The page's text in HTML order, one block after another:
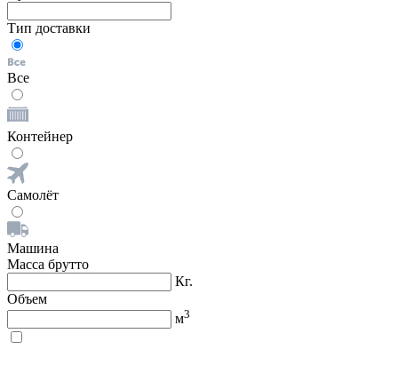
Тип доставки
Все
Контейнер
Самолёт
Машина
Масса брутто
Кг.
Объем
м3